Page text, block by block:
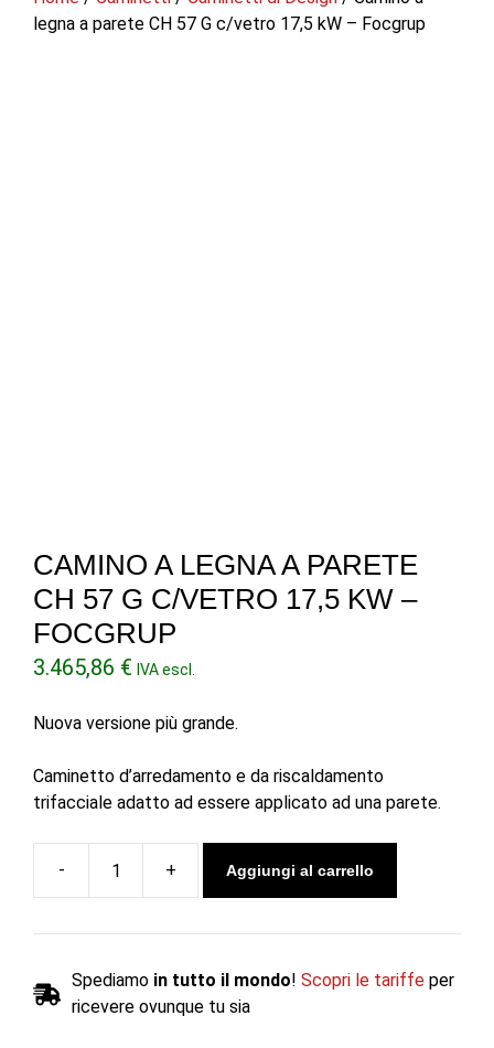
legna a parete CH 57 G c/vetro 17,5 kW – Focgrup
CAMINO A LEGNA A PARETE
CH 57 G C/VETRO 17,5 KW –
FOCGRUP
3.465,86 € IVA escl.
Nuova versione più grande.
Caminetto d’arredamento e da riscaldamento
trifacciale adatto ad essere applicato ad una parete.
Camino
legna
parete
CH
Aggiungi al carrello
Spediamo in tutto il mondo! Scopri le tariffe per
ricevere ovunque tu sia